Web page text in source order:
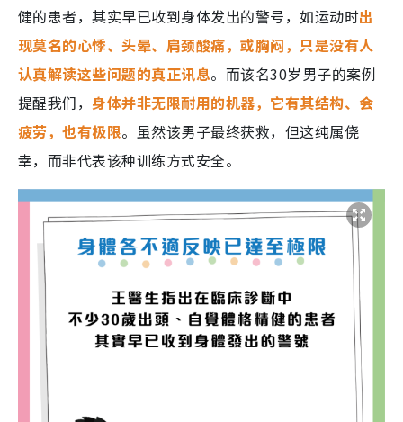
健的患者，其实早已收到身体发出的警号，如运动时出
现莫名的心悸、头晕、肩颈酸痛，或胸闷，只是没有人
认真解读这些问题的真正讯息。而该名30岁男子的案例
提醒我们， 身体并非无限耐用的机器，它有其结构、会
疲劳，也有极限。虽然该男子最终获救，但这纯属侥
幸，而非代表该种训练方式安全。